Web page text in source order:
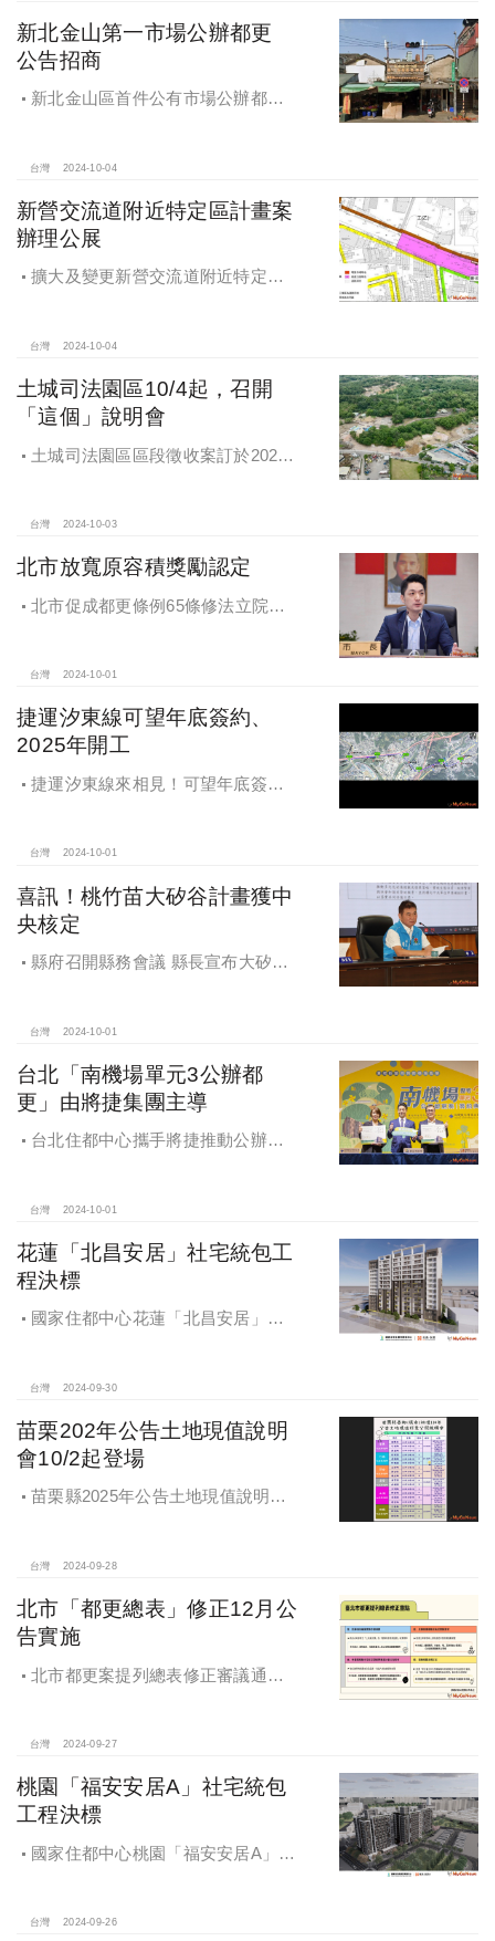
新北金山第一市場公辦都更
公告招商
新北金山區首件公有市場公辦都更
台灣 2024-10-04
新營交流道附近特定區計畫案
辦理公展
擴大及變更新營交流道附近特定區
台灣 2024-10-04
土城司法園區10/4起，召開
「這個」說明會
土城司法園區區段徵收案訂於2024
台灣 2024-10-03
北市放寬原容積獎勵認定
北市促成都更條例65條修法立院初
台灣 2024-10-01
捷運汐東線可望年底簽約、
2025年開工
捷運汐東線來相見！可望年底簽約
台灣 2024-10-01
喜訊！桃竹苗大矽谷計畫獲中
央核定
縣府召開縣務會議 縣長宣布大矽谷
台灣 2024-10-01
台北「南機場單元3公辦都
更」由將捷集團主導
台北住都中心攜手將捷推動公辦都
台灣 2024-10-01
花蓮「北昌安居」社宅統包工
程決標
國家住都中心花蓮「北昌安居」社
台灣 2024-09-30
苗栗202年公告土地現值說明
會10/2起登場
苗栗縣2025年公告土地現值說明會
台灣 2024-09-28
北市「都更總表」修正12月公
告實施
北市都更案提列總表修正審議通過
台灣 2024-09-27
桃園「福安安居A」社宅統包
工程決標
國家住都中心桃園「福安安居A」社
台灣 2024-09-26